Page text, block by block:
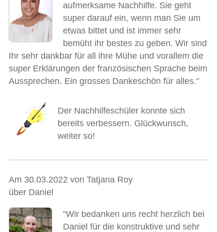
aufmerksame Nachhilfe. Sie geht
super darauf ein, wenn man Sie um
etwas bittet und ist immer sehr
bemüht ihr bestes zu geben. Wir sind
Ihr sehr dankbar für all ihre Mühe und vorallem die
super Erklärungen der französischen Sprache beim
Aussprechen. Ein grosses Dankeschön für alles."
Der Nachhilfeschüler konnte sich
bereits verbessern. Glückwunsch,
weiter so!
Am 30.03.2022 von Tatjana Roy
über Daniel
"Wir bedanken uns recht herzlich bei
Daniel für die konstruktive und sehr